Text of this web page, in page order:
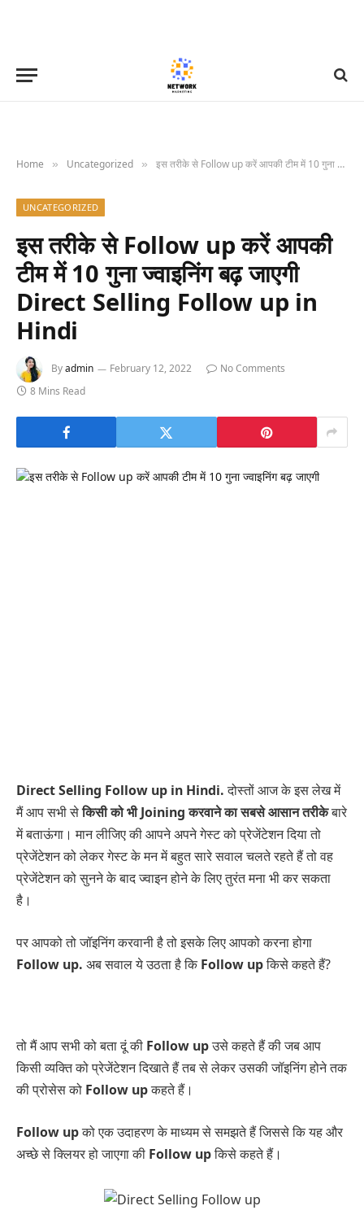
Home » Uncategorized » इस तरीके से Follow up करें आपकी टीम में 10 गुना ज्वाइनिंग बढ़ जाएगी Direct Selling Follow up in Hindi
UNCATEGORIZED
इस तरीके से Follow up करें आपकी
टीम में 10 गुना ज्वाइनिंग बढ़ जाएगी
Direct Selling Follow up in
Hindi
Byadmin February 12, 2022
No Comments
8 Mins Read
Direct Selling Follow up in Hindi.दोस्तों आज के इस लेख में
मैं आप सभी सेकिसी को भी Joining करवाने का सबसे आसान तरीकेबारे
में बताऊंगा। मान लीजिए की आपने अपने गेस्ट को प्रेजेंटेशन दिया तो
प्रेजेंटेशन को लेकर गेस्ट के मन में बहुत सारे सवाल चलते रहते हैं तो वह
प्रेजेंटेशन को सुनने के बाद ज्वाइन होने के लिए तुरंत मना भी कर सकता
है।
पर आपको तो जॉइनिंग करवानी है तो इसके लिए आपको करना होगा
Follow up. अब सवाल ये उठता है किFollow upकिसे कहते हैं?
तो मैं आप सभी को बता दूं की Follow upउसे कहते हैं की जब आप
किसी व्यक्ति को प्रेजेंटेशन दिखाते हैं तब से लेकर उसकी जॉइनिंग होने तक
की प्रोसेस को Follow upकहते हैं।
Follow upको एक उदाहरण के माध्यम से समझते हैं जिससे कि यह और
अच्छे से क्लियर हो जाएगा की Follow upकिसे कहते हैं।